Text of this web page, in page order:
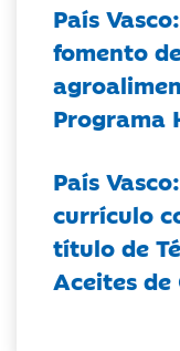
País
fomento
Programa
País
currículo
título de
Aceites